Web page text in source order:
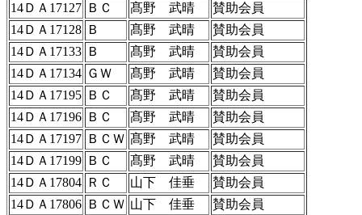
14ＤＡ17127 ＢＣ 髙野 武晴
賛助会員
14ＤＡ17128 Ｂ 髙野 武晴
賛助会員
14ＤＡ17133 Ｂ 髙野 武晴
賛助会員
14ＤＡ17134 ＧＷ 髙野 武晴
賛助会員
14ＤＡ17195 ＢＣ 髙野 武晴
賛助会員
14ＤＡ17196 ＢＣ 髙野 武晴
賛助会員
14ＤＡ17197 ＢＣＷ 髙野 武晴
賛助会員
14ＤＡ17199 ＢＣ 髙野 武晴
賛助会員
14ＤＡ17804 ＲＣ 山下 佳垂
賛助会員
14ＤＡ17806 ＢＣＷ 山下 佳垂
賛助会員